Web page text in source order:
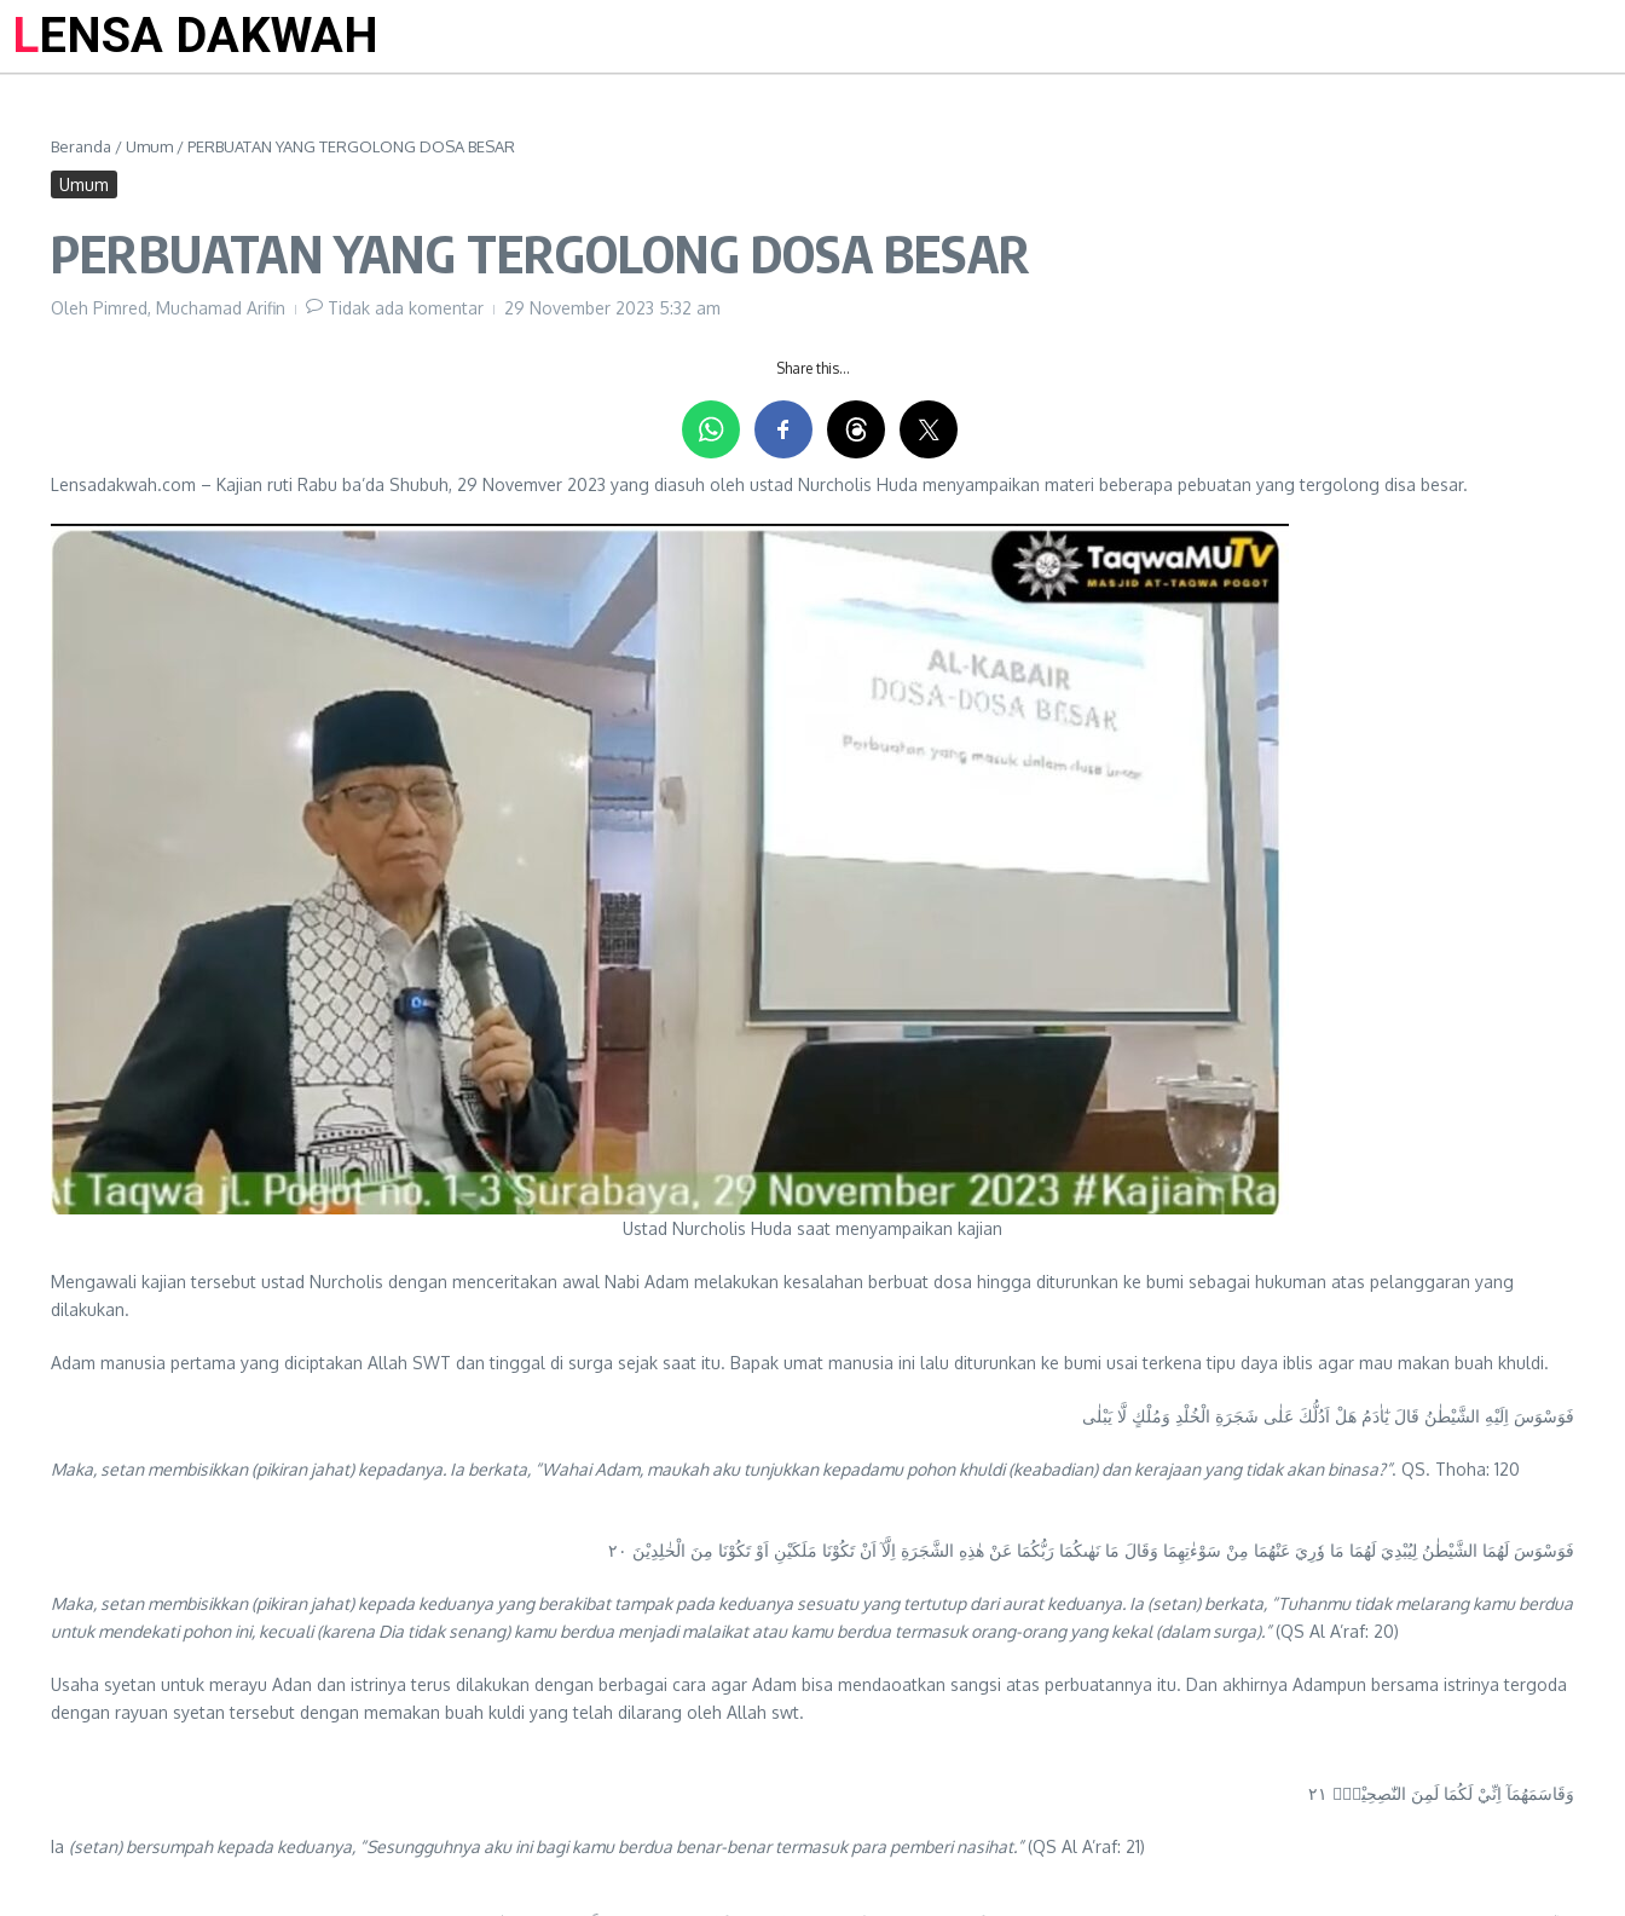
LENSA DAKWAH
Beranda / Umum / PERBUATAN YANG TERGOLONG DOSA BESAR
Umum
PERBUATAN YANG TERGOLONG DOSA BESAR
Oleh Pimred, Muchamad Arifin Tidak ada komentar 29 November 2023 5:32 am
Share this…
Lensadakwah.com – Kajian ruti Rabu ba’da Shubuh, 29 Novemver 2023 yang diasuh oleh ustad Nurcholis Huda menyampaikan materi beberapa pebuatan yang tergolong disa besar.
Ustad Nurcholis Huda saat menyampaikan kajian
Mengawali kajian tersebut ustad Nurcholis dengan menceritakan awal Nabi Adam melakukan kesalahan berbuat dosa hingga diturunkan ke bumi sebagai hukuman atas pelanggaran yang
dilakukan.
Adam manusia pertama yang diciptakan Allah SWT dan tinggal di surga sejak saat itu. Bapak umat manusia ini lalu diturunkan ke bumi usai terkena tipu daya iblis agar mau makan buah khuldi.
فَوَسْوَسَ اِلَيْهِ الشَّيْطٰنُ قَالَ يٰٓاٰدَمُ هَلْ اَدُلُّكَ عَلٰى شَجَرَةِ الْخُلْدِ وَمُلْكٍ لَّا يَبْلٰى
Maka, setan membisikkan (pikiran jahat) kepadanya. Ia berkata, “Wahai Adam, maukah aku tunjukkan kepadamu pohon khuldi (keabadian) dan kerajaan yang tidak akan binasa?”. QS. Thoha: 120
فَوَسْوَسَ لَهُمَا الشَّيْطٰنُ لِيُبْدِيَ لَهُمَا مَا وٗرِيَ عَنْهُمَا مِنْ سَوْءٰتِهِمَا وَقَالَ مَا نَهٰىكُمَا رَبُّكُمَا عَنْ هٰذِهِ الشَّجَرَةِ اِلَّآ اَنْ تَكُوْنَا مَلَكَيْنِ اَوْ تَكُوْنَا مِنَ الْخٰلِدِيْنَ ٢٠
Maka, setan membisikkan (pikiran jahat) kepada keduanya yang berakibat tampak pada keduanya sesuatu yang tertutup dari aurat keduanya. Ia (setan) berkata, “Tuhanmu tidak melarang kamu berdua
untuk mendekati pohon ini, kecuali (karena Dia tidak senang) kamu berdua menjadi malaikat atau kamu berdua termasuk orang-orang yang kekal (dalam surga).”(QS Al A’raf: 20)
Usaha syetan untuk merayu Adan dan istrinya terus dilakukan dengan berbagai cara agar Adam bisa mendaoatkan sangsi atas perbuatannya itu. Dan akhirnya Adampun bersama istrinya tergoda
dengan rayuan syetan tersebut dengan memakan buah kuldi yang telah dilarang oleh Allah swt.
وَقَاسَمَهُمَآ اِنِّيْ لَكُمَا لَمِنَ النّٰصِحِيْنَۙ ٢١
Ia (setan) bersumpah kepada keduanya, “Sesungguhnya aku ini bagi kamu berdua benar-benar termasuk para pemberi nasihat.”(QS Al A’raf: 21)